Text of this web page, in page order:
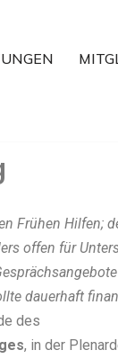
Frühen Hilfen;
offen für
dauerhaft
des
, in der